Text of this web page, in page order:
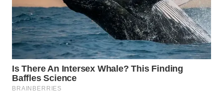
WN
PADANG
LAWAS
WN
SUMEDANG